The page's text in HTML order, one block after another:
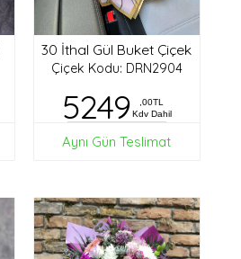
30 İthal Gül Buket Çiçek
Çiçek Kodu: DRN2904
5249
,00TL
Kdv Dahil
Aynı Gün Teslimat